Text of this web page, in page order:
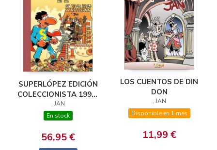
SUPERLÓPEZ EDICIÓN
COLECCIONISTA 1990-
1994
, JAN
En stock
56,95 €
LOS CUENTOS DE DIN
DON
, JAN
Disponible en 1 mes
11,99 €